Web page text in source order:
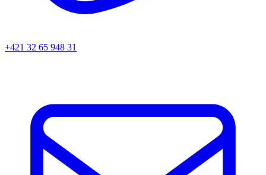
+421 32 65 948 31